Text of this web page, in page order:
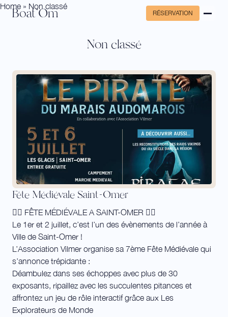
Boat'Om RÉSERVATION
Home » Non classé
Non classé
Fête Médiévale Saint-Omer
🧚‍♂️ FÊTE MÉDIÉVALE A SAINT-OMER 🧙‍♂️
Le 1er et 2 juillet, c’est l’un des évènements de l’année à
Ville de Saint-Omer !
L’Association Vilmer organise sa 7ème Fête Médiévale qui
s’annonce trépidante :
Déambulez dans ses échoppes avec plus de 30
exposants, ripaillez avec les succulentes pitances et
affrontez un jeu de rôle interactif grâce aux Les
Explorateurs de Monde